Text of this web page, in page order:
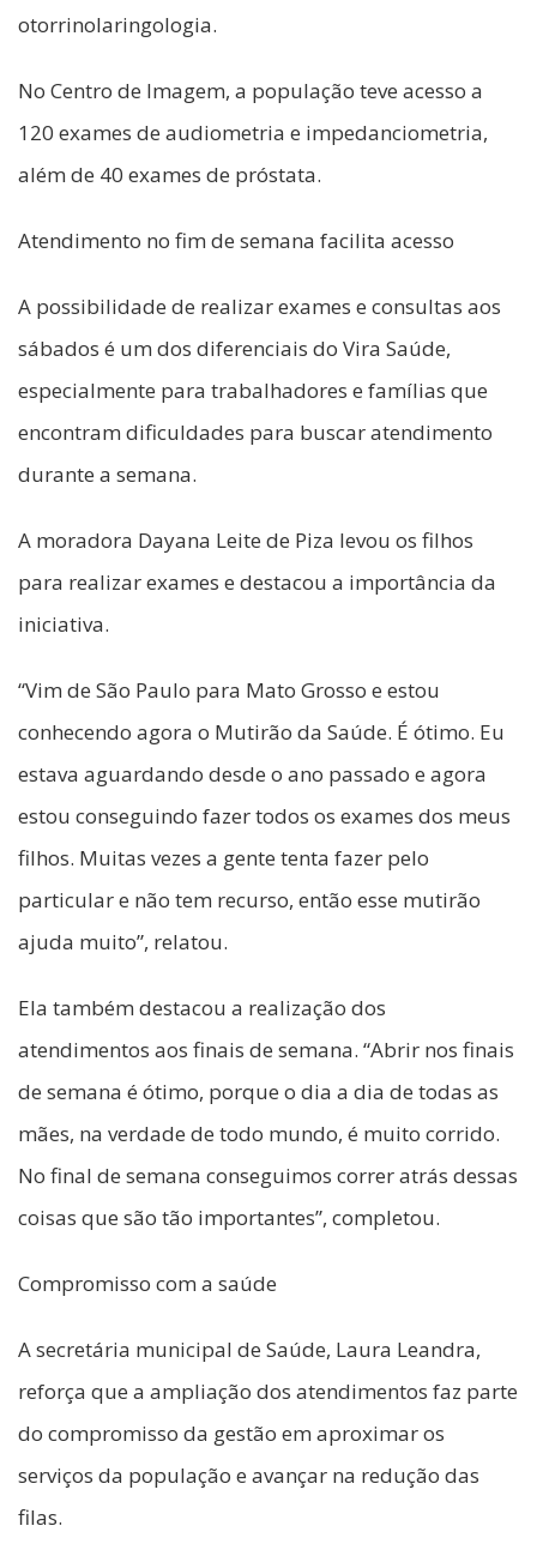
otorrinolaringologia.
No Centro de Imagem, a população teve acesso a
120 exames de audiometria e impedanciometria,
além de 40 exames de próstata.
Atendimento no fim de semana facilita acesso
A possibilidade de realizar exames e consultas aos
sábados é um dos diferenciais do Vira Saúde,
especialmente para trabalhadores e famílias que
encontram dificuldades para buscar atendimento
durante a semana.
A moradora Dayana Leite de Piza levou os filhos
para realizar exames e destacou a importância da
iniciativa.
“Vim de São Paulo para Mato Grosso e estou
conhecendo agora o Mutirão da Saúde. É ótimo. Eu
estava aguardando desde o ano passado e agora
estou conseguindo fazer todos os exames dos meus
filhos. Muitas vezes a gente tenta fazer pelo
particular e não tem recurso, então esse mutirão
ajuda muito”, relatou.
Ela também destacou a realização dos
atendimentos aos finais de semana. “Abrir nos finais
de semana é ótimo, porque o dia a dia de todas as
mães, na verdade de todo mundo, é muito corrido.
No final de semana conseguimos correr atrás dessas
coisas que são tão importantes”, completou.
Compromisso com a saúde
A secretária municipal de Saúde, Laura Leandra,
reforça que a ampliação dos atendimentos faz parte
do compromisso da gestão em aproximar os
serviços da população e avançar na redução das
filas.